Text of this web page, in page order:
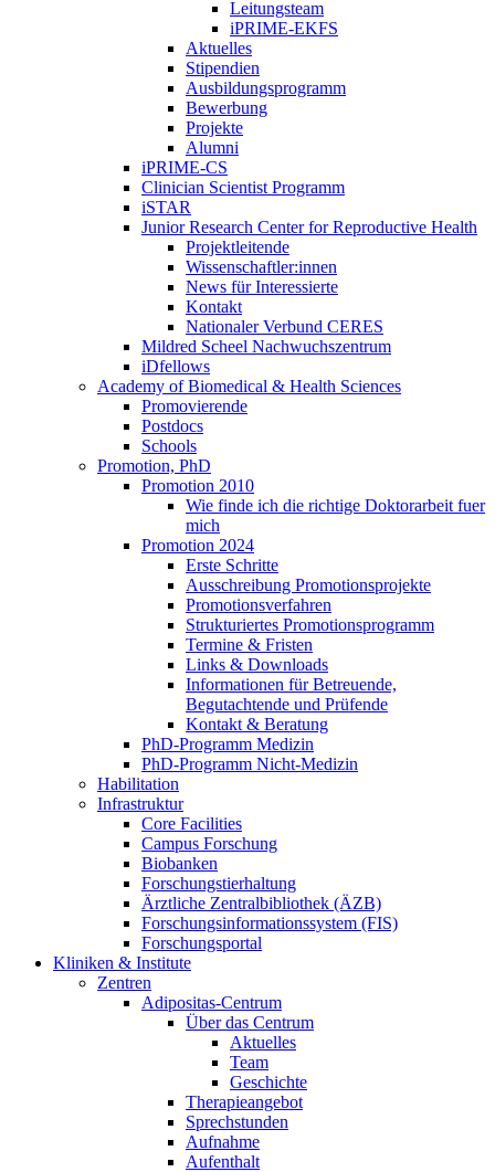
Leitungsteam
iPRIME-EKFS
Aktuelles
Stipendien
Ausbildungsprogramm
Bewerbung
Projekte
Alumni
iPRIME-CS
Clinician Scientist Programm
iSTAR
Junior Research Center for Reproductive Health
Projektleitende
Wissenschaftler:innen
News für Interessierte
Kontakt
Nationaler Verbund CERES
Mildred Scheel Nachwuchszentrum
iDfellows
Academy of Biomedical & Health Sciences
Promovierende
Postdocs
Schools
Promotion, PhD
Promotion 2010
Wie finde ich die richtige Doktorarbeit fuer
mich
Promotion 2024
Erste Schritte
Ausschreibung Promotionsprojekte
Promotionsverfahren
Strukturiertes Promotionsprogramm
Termine & Fristen
Links & Downloads
Informationen für Betreuende,
Begutachtende und Prüfende
Kontakt & Beratung
PhD-Programm Medizin
PhD-Programm Nicht-Medizin
Habilitation
Infrastruktur
Core Facilities
Campus Forschung
Biobanken
Forschungstierhaltung
Ärztliche Zentralbibliothek (ÄZB)
Forschungsinformationssystem (FIS)
Forschungsportal
Kliniken & Institute
Zentren
Adipositas-Centrum
Über das Centrum
Aktuelles
Team
Geschichte
Therapieangebot
Sprechstunden
Aufnahme
Aufenthalt